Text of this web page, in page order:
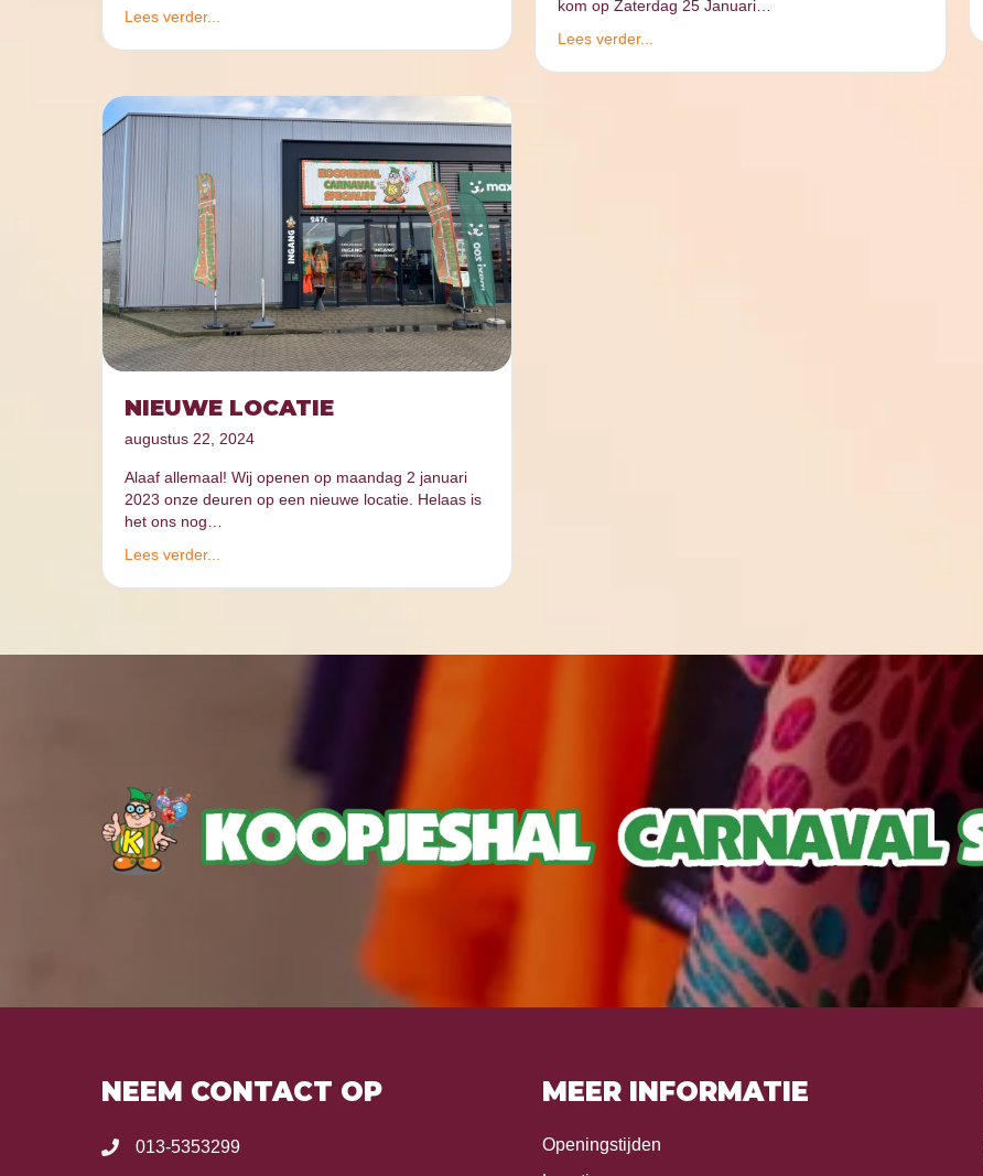
Lees verder...
kom op Zaterdag 25 Januari…
Lees verder...
NIEUWE LOCATIE
augustus 22, 2024
Alaaf allemaal! Wij openen op maandag 2 januari
2023 onze deuren op een nieuwe locatie. Helaas is
het ons nog…
Lees verder...
NEEM CONTACT OP
013-5353299
MEER INFORMATIE
Openingstijden